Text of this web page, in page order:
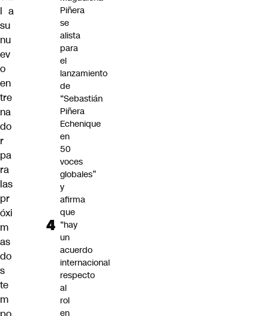
l a
su
nu
ev
o
en
tre
na
do
r
pa
ra
las
pr
óxi
m
as
do
s
te
m
Piñera
se
alista
para
el
lanzamiento
de
“Sebastián
Piñera
Echenique
en
50
voces
globales”
y
afirma
que
“hay
un
acuerdo
internacional
respecto
al
rol
en